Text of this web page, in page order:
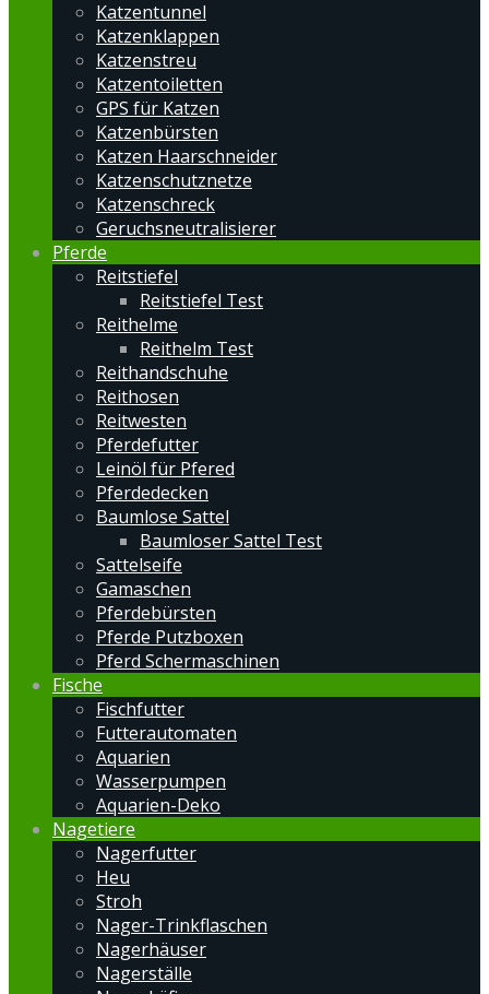
Katzentunnel
Katzenklappen
Katzenstreu
Katzentoiletten
GPS für Katzen
Katzenbürsten
Katzen Haarschneider
Katzenschutznetze
Katzenschreck
Geruchsneutralisierer
Pferde
Reitstiefel
Reitstiefel Test
Reithelme
Reithelm Test
Reithandschuhe
Reithosen
Reitwesten
Pferdefutter
Leinöl für Pfered
Pferdedecken
Baumlose Sattel
Baumloser Sattel Test
Sattelseife
Gamaschen
Pferdebürsten
Pferde Putzboxen
Pferd Schermaschinen
Fische
Fischfutter
Futterautomaten
Aquarien
Wasserpumpen
Aquarien-Deko
Nagetiere
Nagerfutter
Heu
Stroh
Nager-Trinkflaschen
Nagerhäuser
Nagerställe